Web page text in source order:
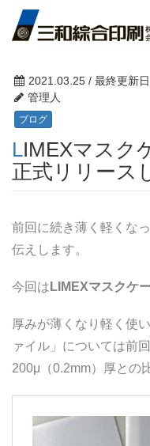
2021.03.25 / 最終更新
管理人
ブログ
LIMEXマスクケース 満を持して
正式リリース
前回に続き薄く軽くな
伝えします。
今回は LIMEXマスクケ
厚みが薄くなり軽く使
ァイル」については前
200μ（0.2mm）厚との